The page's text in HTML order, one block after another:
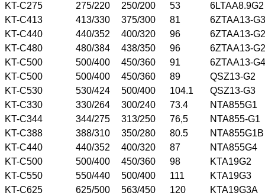
KT-C275
275/220 250/200 53
6LTAA8.9G2
KT-C413
413/330 375/300 81
6ZTAA13-G3
KT-C440
440/352 400/320 96
6ZTAA13-G2
KT-C480
480/384 438/350 96
6ZTAA13-G2
KT-C500
500/400 450/360 91
6ZTAA13-G4
KT-C500
500/400 450/360 89
QSZ13-G2
KT-C530
530/424 500/400 104.1
QSZ13-G3
KT-C330
330/264 300/240 73.4
NTA855G1
KT-C344
344/275 313/250 76,5
NTA855-G1
KT-C388
388/310 350/280 80.5
NTA855G1B
KT-C440
440/352 400/320 87
NTA855G4
KT-C500
500/400 450/360 98
KTA19G2
KT-C550
550/440 500/400 111
KTA19G3
KT-C625
625/500 563/450 120
KTA19G3A